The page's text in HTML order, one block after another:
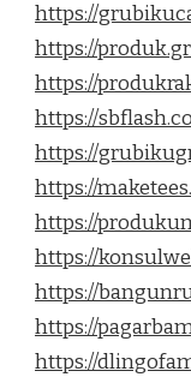
https://
https://
https://
https://
https://
https://
https://
https://
https://
https://
https://